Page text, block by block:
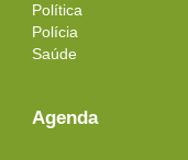
Política
Polícia
Saúde
Agenda